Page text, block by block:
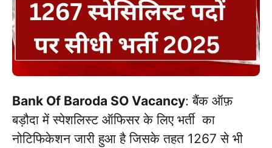
Bank Of Baroda SO Vacancy: बैंक ऑफ़
बड़ौदा में स्पेशलिस्ट ऑफिसर के लिए भर्ती का
नोटिफिकेशन जारी हुआ है जिसके तहत 1267 से भी